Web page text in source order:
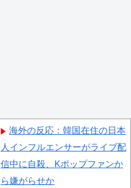
海外の反応：韓国在住の日本
人インフルエンサーがライブ配
信中に自殺、Kポップファンか
ら嫌がらせか